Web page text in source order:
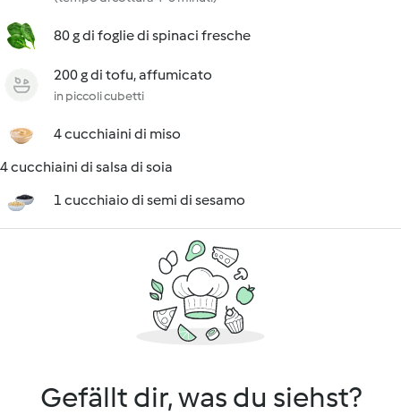
80 g di foglie di spinaci fresche
200 g di tofu, affumicato
in piccoli cubetti
4 cucchiaini di miso
4 cucchiaini di salsa di soia
1 cucchiaio di semi di sesamo
Gefällt dir, was du siehst?